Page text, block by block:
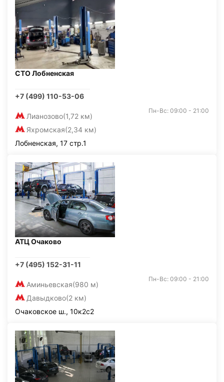
СТО Лобненская
+7 (499) 110-53-06
Лианозово(1,72 км)
Яхромская(2,34 км)
Пн-Вс: 09:00 - 21:00
Лобненская, 17 стр.1
АТЦ Очаково
+7 (495) 152-31-11
Аминьевская(980 м)
Давыдково(2 км)
Пн-Вс: 09:00 - 21:00
Очаковское ш., 10к2с2